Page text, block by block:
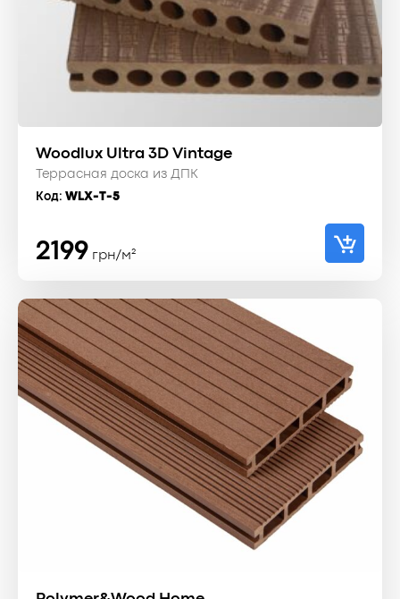
Woodlux Ultra 3D Vintage
Террасная доска из ДПК
Код: WLX-T-5
2199 грн/м²